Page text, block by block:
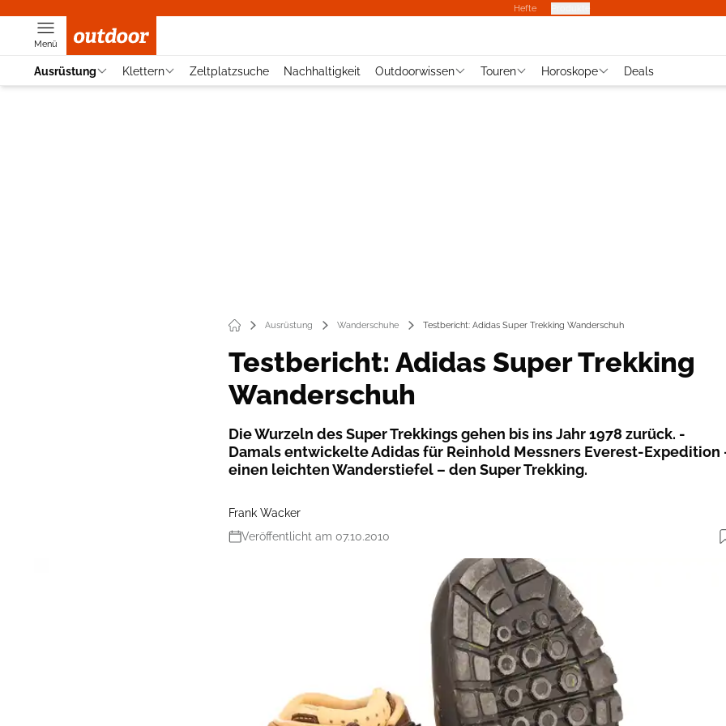
Hefte
Menü
Ausrüstung Klettern Zeltplatzsuche Nachhaltigkeit Outdoorwissen Touren Horoskope Deals
Ausrüstung Wanderschuhe Testbericht: Adidas Super Trekking Wanderschuh
Testbericht: Adidas Super Trekking
Wanderschuh
Die Wurzeln des Super Trekkings ­gehen bis ins Jahr 1978 zurück. ­
Damals entwickelte Adidas für Reinhold Messners Everest-
einen leichten Wanderstiefel – den Super Trekking.
Frank Wacker
Veröffentlicht am 07.10.2010